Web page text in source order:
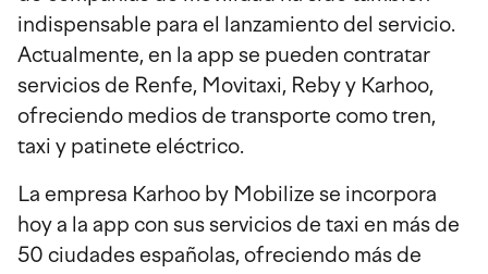
indispensable para el lanzamiento del servicio.
Actualmente, en la app se pueden contratar
servicios de Renfe, Movitaxi, Reby y Karhoo,
ofreciendo medios de transporte como tren,
taxi y patinete eléctrico.
La empresa Karhoo by Mobilize se incorpora
hoy a la app con sus servicios de taxi en más de
50 ciudades españolas, ofreciendo más de